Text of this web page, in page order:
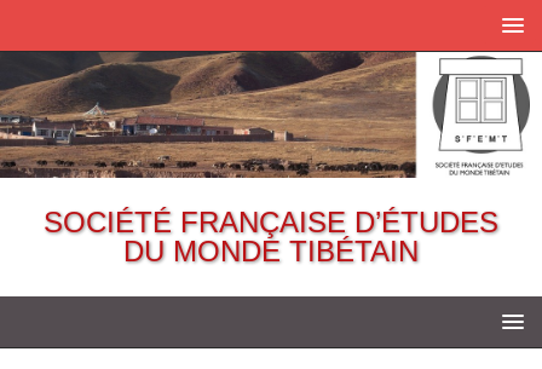
SOCIÉTÉ FRANÇAISE D’ÉTUDES
DU MONDE TIBÉTAIN